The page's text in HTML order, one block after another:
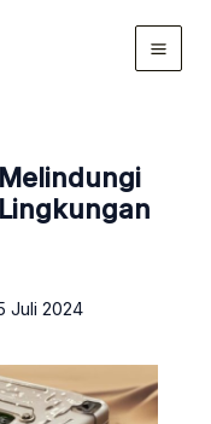
Juli 2024